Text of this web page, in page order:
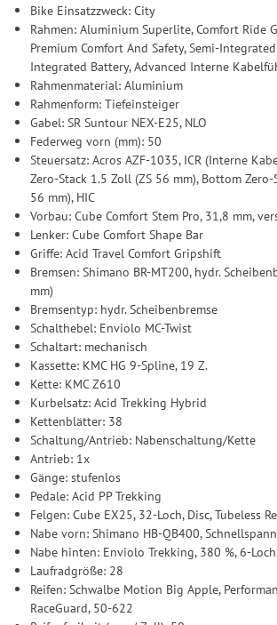
Bike Einsatzzweck: City
Rahmen: Aluminium Superlite, Comfort Ride
Premium Comfort And Safety, Semi-
Integrated Battery, Advanced Interne
Rahmenmaterial: Aluminium
Rahmenform: Tiefeinsteiger
Gabel: SR Suntour NEX-E25, NLO
Federweg vorn (mm): 50
Steuersatz: Acros AZF-1035, ICR (Interne
Zero-Stack 1.5 Zoll (ZS 56 mm), Bottom
56 mm), HIC
Vorbau: Cube Comfort Stem Pro, 31,8 mm,
Lenker: Cube Comfort Shape Bar
Griffe: Acid Travel Comfort Gripshift
Bremsen: Shimano BR-MT200, hydr.
mm)
Bremsentyp: hydr. Scheibenbremse
Schalthebel: Enviolo MC-Twist
Schaltart: mechanisch
Kassette: KMC HG 9-Spline, 19 Z.
Kette: KMC Z610
Kurbelsatz: Acid Trekking Hybrid
Kettenblätter: 38
Schaltung/Antrieb: Nabenschaltung/Kette
Antrieb: 1x
Gänge: stufenlos
Pedale: Acid PP Trekking
Felgen: Cube EX25, 32-Loch, Disc, Tubeless
Nabe vorn: Shimano HB-QB400,
Nabe hinten: Enviolo Trekking, 380 %, 6-
Laufradgröße: 28
Reifen: Schwalbe Motion Big Apple,
RaceGuard, 50-622